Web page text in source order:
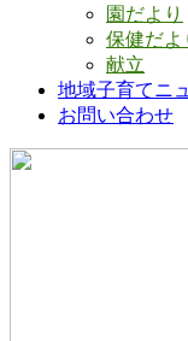
園だより
保健だよ
献立
地域子育てニ
お問い合わせ